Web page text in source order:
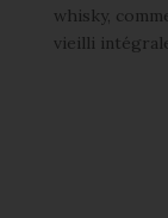
whisky,
vieilli